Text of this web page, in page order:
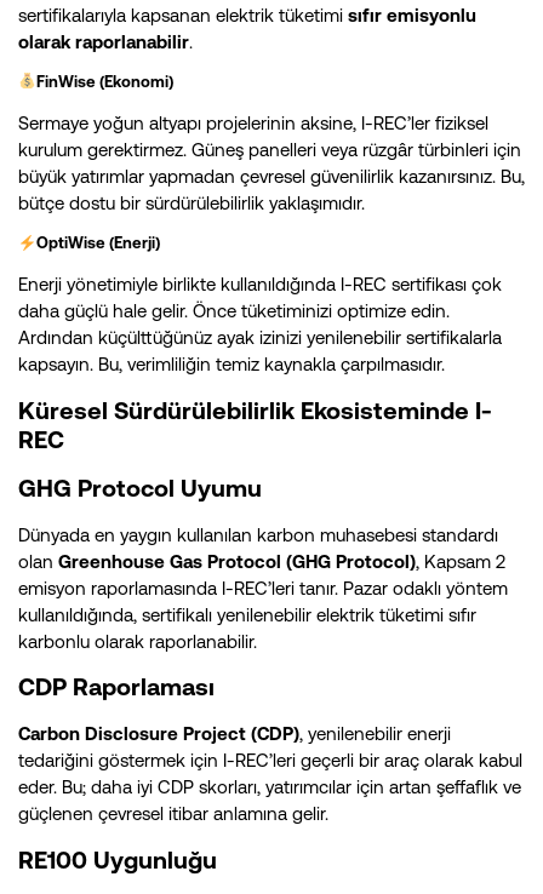
sertifikalarıyla kapsanan elektrik tüketimi sıfır emisyonlu
olarak raporlanabilir.
FinWise (Ekonomi)
Sermaye yoğun altyapı projelerinin aksine, I-REC’ler fiziksel
kurulum gerektirmez. Güneş panelleri veya rüzgâr türbinleri için
büyük yatırımlar yapmadan çevresel güvenilirlik kazanırsınız. Bu,
bütçe dostu bir sürdürülebilirlik yaklaşımıdır.
OptiWise (Enerji)
Enerji yönetimiyle birlikte kullanıldığında I-REC sertifikası çok
daha güçlü hale gelir. Önce tüketiminizi optimize edin.
Ardından küçülttüğünüz ayak izinizi yenilenebilir sertifikalarla
kapsayın. Bu, verimliliğin temiz kaynakla çarpılmasıdır.
Küresel Sürdürülebilirlik Ekosisteminde I-
REC
GHG Protocol Uyumu
Dünyada en yaygın kullanılan karbon muhasebesi standardı
olan Greenhouse Gas Protocol (GHG Protocol), Kapsam 2
emisyon raporlamasında I-REC’leri tanır. Pazar odaklı yöntem
kullanıldığında, sertifikalı yenilenebilir elektrik tüketimi sıfır
karbonlu olarak raporlanabilir.
CDP Raporlaması
Carbon Disclosure Project (CDP), yenilenebilir enerji
tedariğini göstermek için I-REC’leri geçerli bir araç olarak kabul
eder. Bu; daha iyi CDP skorları, yatırımcılar için artan şeffaflık ve
güçlenen çevresel itibar anlamına gelir.
RE100 Uygunluğu